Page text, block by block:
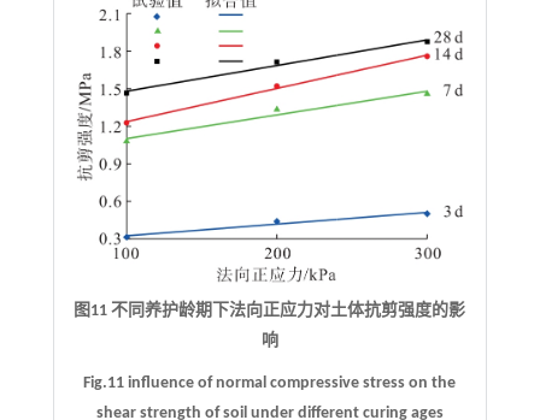
图11 不同养护龄期下法向正应力对土体抗剪强度的影
响
Fig.11 influence of normal compressive stress on the
shear strength of soil under different curing ages